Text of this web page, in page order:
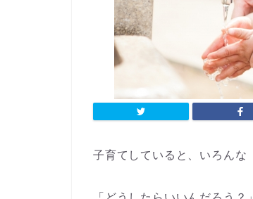
子育てしていると、いろんな